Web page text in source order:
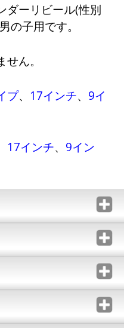
ダーリビール(性別
の子用です。
ん。
プ、 17インチ、 9イ
17インチ、 9イン